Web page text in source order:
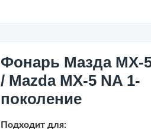
Фонарь Мазда МХ-
/ Mazda MX-5 NA 1-
поколение
Подходит для: